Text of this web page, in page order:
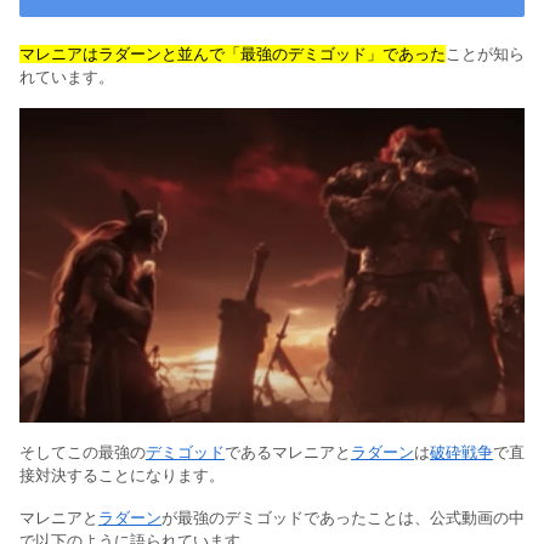
マレニアはラダーンと並んで「最強のデミゴッド」であったことが知ら
れています。
そしてこの最強のデミゴッドであるマレニアと ラダーンは破砕戦争で直
接対決することになります。
マレニアと ラダーンが最強のデミゴッドであったことは、公式動画の中